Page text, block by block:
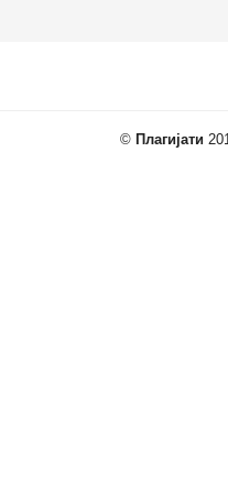
© Плагијати